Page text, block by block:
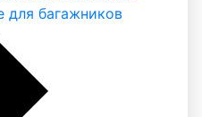
багажников